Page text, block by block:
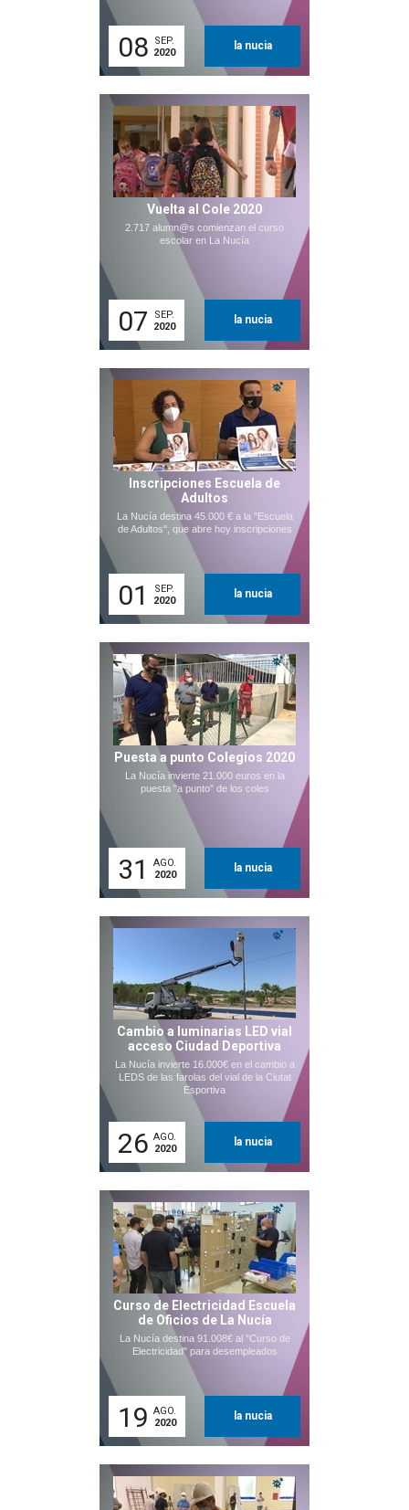
08
SEP.
2020
la nucia
Vuelta al Cole 2020
2.717 alumn@s comienzan el curso
escolar en La Nucía
07
SEP.
2020
la nucia
Inscripciones Escuela de
Adultos
La Nucía destina 45.000 € a la "Escuela
de Adultos", que abre hoy inscripciones
01
SEP.
2020
la nucia
Puesta a punto Colegios 2020
La Nucía invierte 21.000 euros en la
puesta "a punto" de los coles
31
AGO.
2020
la nucia
Cambio a luminarias LED vial
acceso Ciudad Deportiva
La Nucía invierte 16.000€ en el cambio a
LEDS de las farolas del vial de la Ciutat
Esportiva
26 AGO.
2020
la nucia
Curso de Electricidad Escuela
de Oficios de La Nucía
La Nucía destina 91.008€ al "Curso de
Electricidad" para desempleados
19 AGO.
2020
la nucia